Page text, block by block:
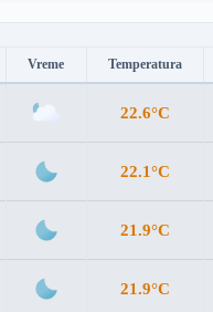
Vreme Temperatura
22.6°C
22.1°C
21.9°C
21.9°C